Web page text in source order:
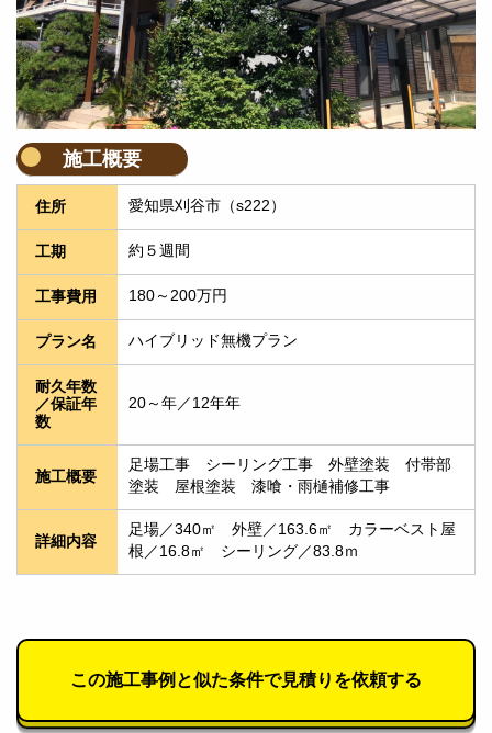
施工概要
住所 愛知県刈谷市（s222）
工期 約５週間
工事費用 180～200万円
プラン名 ハイブリッド無機プラン
耐久年数
／保証年
数
20～年／12年年
施工概要
足場工事　シーリング工事　外壁塗装　付帯部
塗装　屋根塗装　漆喰・雨樋補修工事
詳細内容
足場／340㎡　外壁／163.6㎡　カラーベスト屋
根／16.8㎡　シーリング／83.8ｍ
この施工事例と似た条件で見積りを依頼する